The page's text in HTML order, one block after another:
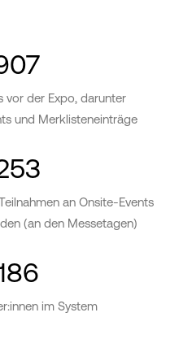
vor der Expo, darunter
und Merklisteneinträge
an Onsite-Events
(an den Messetagen)
im System